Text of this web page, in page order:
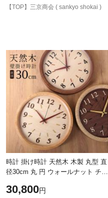
【TOP】三京商会 ( sankyo shokai )
時計 掛け時計 天然木 木製 丸型 直
径30cm 丸 円 ウォールナット チェ
リビング 寝室 デスク ハンドメ
30,800円